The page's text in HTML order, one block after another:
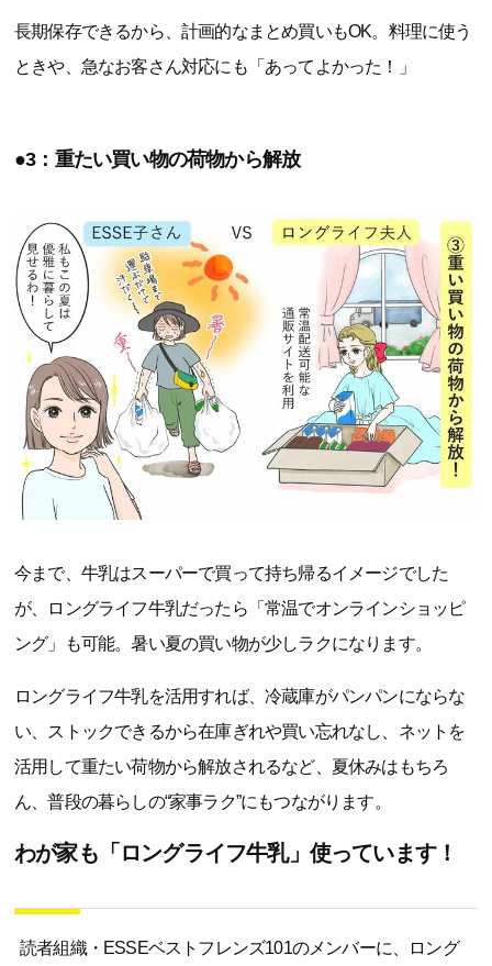
長期保存できるから、計画的なまとめ買いもOK。料理に使う
ときや、急なお客さん対応にも「あってよかった！」
●3：重たい買い物の荷物から解放
今まで、牛乳はスーパーで買って持ち帰るイメージでした
が、ロングライフ牛乳だったら「常温でオンラインショッピ
ング」も可能。暑い夏の買い物が少しラクになります。
ロングライフ牛乳を活用すれば、冷蔵庫がパンパンにならな
い、ストックできるから在庫ぎれや買い忘れなし、ネットを
活用して重たい荷物から解放されるなど、夏休みはもちろ
ん、普段の暮らしの“家事ラク”にもつながります。
わが家も「ロングライフ牛乳」使っています！
読者組織・ESSEベストフレンズ101のメンバーに、ロング